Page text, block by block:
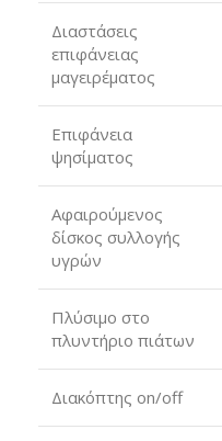
Διαστάσεις
επιφάνειας
μαγειρέματος
Επιφάνεια
ψησίματος
Αφαιρούμενος
δίσκος συλλογής
υγρών
Πλύσιμο στο
πλυντήριο πιάτων
Διακόπτης on/off